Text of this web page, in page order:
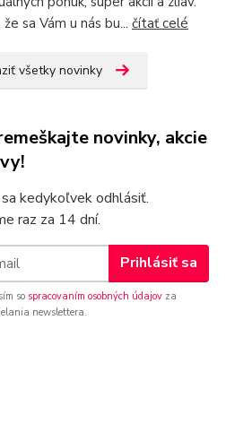
sa Vám u nás bu... čítať celé
všetky novinky
novinky, akcie
kedykoľvek odhlásiť.
raz za 14 dní.
Prihlásiť sa
so spracovaním osobných údajov za
newslettera.